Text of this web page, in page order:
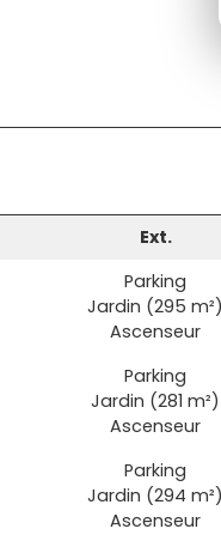
Ext.
Parking
Jardin (295 m²)
Ascenseur
Parking
Jardin (281 m²)
Ascenseur
Parking
Jardin (294 m²)
Ascenseur